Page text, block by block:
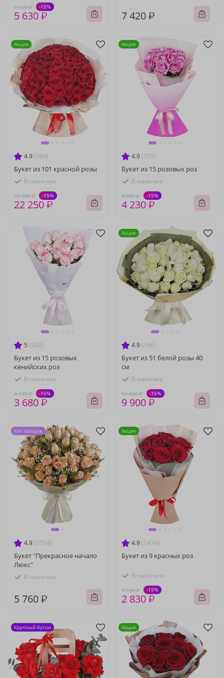
6 620 ₽ -15%
5 630 ₽ 7 420 ₽
4.9 (569)
Букет из 101 красной розы
В наличии
26 180 ₽ -15%
22 250 ₽
Акция
4.9 (755)
Букет из 15 розовых роз
В наличии
4 980 ₽ -15%
4 230 ₽
Акция
5 (920)
Букет из 15 розовых
кенийских роз
В наличии
4 330 ₽ -15%
3 680 ₽
4.9 (166)
Букет из 51 белой розы 40
см
В наличии
11 650 ₽ -15%
9 900 ₽
Акция
4.9 (3534)
Букет "Прекрасное начало
Люкс"
В наличии
5 760 ₽
Хит продаж
4.9 (1474)
Букет из 9 красных роз
В наличии
3 330 ₽ -15%
2 830 ₽
Акция
Крупный бутон Акция